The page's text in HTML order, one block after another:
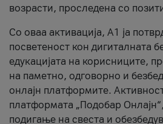
возрасти, проследена со
Со оваа активација, А1 ја
посветеност кон дигиталната
едукацијата на корисниците,
на паметно, одговорно и
онлајн платформите.
платформата „Подобар
подигање на свеста и